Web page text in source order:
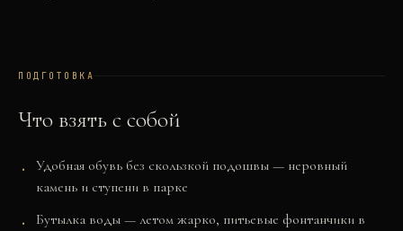
ПОДГОТОВКА
Что взять с собой
Удобная обувь без скользкой подошвы — неровный
камень и ступени в парке
Бутылка воды — летом жарко, питьевые фонтанчики в